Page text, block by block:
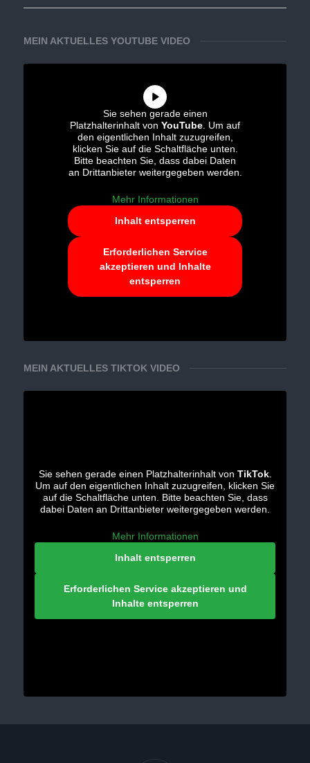
MEIN AKTUELLES YOUTUBE VIDEO
Sie sehen gerade einen
Platzhalterinhalt von YouTube . Um auf
den eigentlichen Inhalt zuzugreifen,
klicken Sie auf die Schaltfläche unten.
Bitte beachten Sie, dass dabei Daten
an Drittanbieter weitergegeben werden.
Mehr Informationen
Inhalt entsperren
Erforderlichen Service
akzeptieren und Inhalte
entsperren
MEIN AKTUELLES TIKTOK VIDEO
Sie sehen gerade einen Platzhalterinhalt von TikTok.
Um auf den eigentlichen Inhalt zuzugreifen, klicken Sie
auf die Schaltfläche unten. Bitte beachten Sie, dass
dabei Daten an Drittanbieter weitergegeben werden.
Mehr Informationen
Inhalt entsperren
Erforderlichen Service akzeptieren und
Inhalte entsperren